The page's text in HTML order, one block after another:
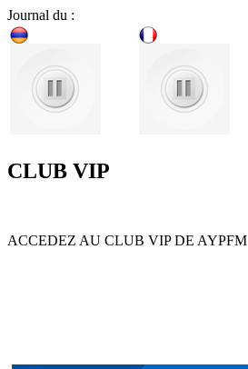
Journal du :
CLUB VIP
ACCEDEZ AU CLUB VIP DE AYPFM